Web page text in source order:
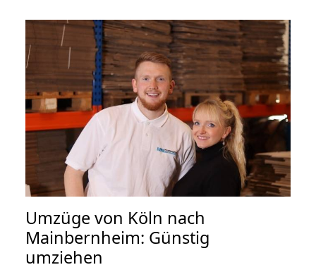
Umzüge von Köln nach
Mainbernheim: Günstig
umziehen